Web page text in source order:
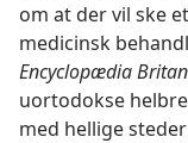
om at der vil ske
medicinsk
Encyclopædia
uortodokse
med hellige